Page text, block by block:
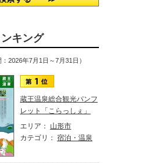
キング
：2026年7月1日～7月31日）
蔵王温泉総合観光パンフ
レット「こらっしぇ」
エリア： 山形市
カテゴリ： 宿泊・温泉